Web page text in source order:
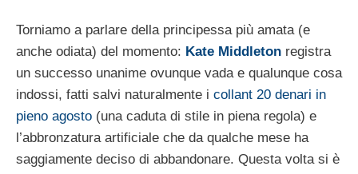
Torniamo a parlare della principessa più amata (e
anche odiata) del momento: Kate Middleton registra
un successo unanime ovunque vada e qualunque cosa
indossi, fatti salvi naturalmente i collant 20 denari in
pieno agosto (una caduta di stile in piena regola) e
l’abbronzatura artificiale che da qualche mese ha
saggiamente deciso di abbandonare. Questa volta si è